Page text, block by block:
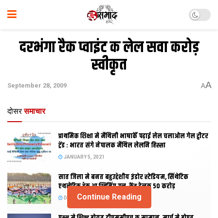
दरभंगा रैक प्वाइंट क लेल सवा करोड़
स्वीकृत
September 28, 2009 AA
दोसर समाचार
प्राथमिक शि‍क्षा मे मैथि‍ली भाषाकेँ पढ़ाई लेल चलाओल गेल ट्वीटर
ट्रेंड : भारत संगे नेपालक मैथिल लेलनि हिस्सा
JANUARY 5, 2021
सात जिला मे बनत बहुउद्देशीय इंडोर स्‍टेडि‍यम, सिंथेटिक
एथलेटिक ट्रेक आ स्विमिंग पुल, केंद्र देलक 50 करोड़
DECEMBER 26, 2020
Continue Reading